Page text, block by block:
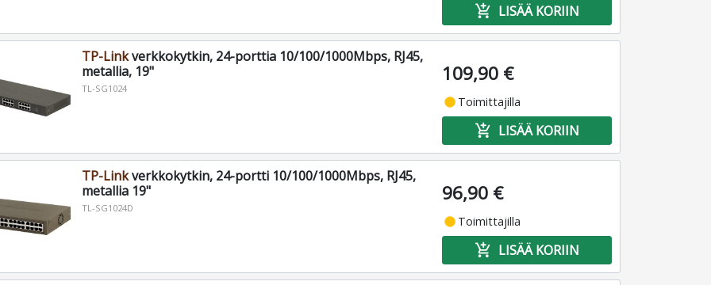
add_shopping_cart LISÄÄ KORIIN
TP-Linkverkkokytkin, 24-porttia 10/100/1000Mbps, RJ45,
metallia, 19"
TL-SG1024
109,90 €
fiber_manual_record Toimittajilla
add_shopping_cart LISÄÄ KORIIN
TP-Linkverkkokytkin, 24-portti 10/100/1000Mbps, RJ45,
metallia 19"
TL-SG1024D
96,90 €
fiber_manual_record Toimittajilla
add_shopping_cart LISÄÄ KORIIN